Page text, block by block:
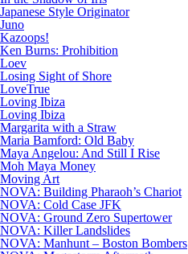
Japanese Style Originator
Juno
Kazoops!
Ken Burns: Prohibition
Loev
Losing Sight of Shore
LoveTrue
Loving Ibiza
Loving Ibiza
Margarita with a Straw
Maria Bamford: Old Baby
Maya Angelou: And Still I Rise
Moh Maya Money
Moving Art
NOVA: Building Pharaoh’s Chariot
NOVA: Cold Case JFK
NOVA: Ground Zero Supertower
NOVA: Killer Landslides
NOVA: Manhunt – Boston Bombers